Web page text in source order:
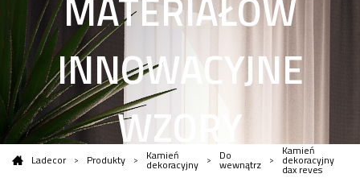
MATERIAŁÓW
INNOWACYJNE
WZORY
Ladecor Produkty Kamień
dekoracyjny
Do
wewnątrz
Kamień
dekoracyjny
dax reves